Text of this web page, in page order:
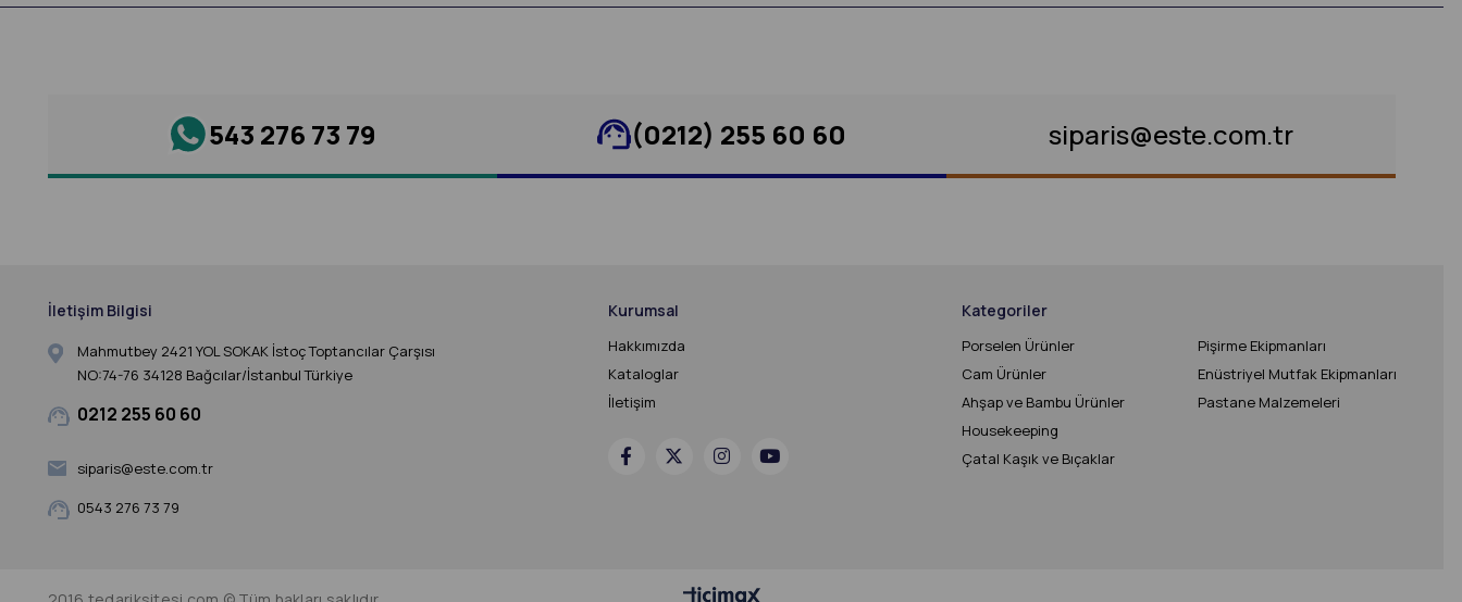
543 276 73 79 (0212) 255 60 60 siparis@este.com.tr
İletişim Bilgisi
Mahmutbey 2421 YOL SOKAK İstoç Toptancılar Çarşısı
NO:74-76 34128 Bağcılar/İstanbul Türkiye
0212 255 60 60
siparis@este.com.tr
0543 276 73 79
Kurumsal
Hakkımızda
Kataloglar
İletişim
Kategoriler
Porselen Ürünler
Cam Ürünler
Ahşap ve Bambu Ürünler
Housekeeping
Çatal Kaşık ve Bıçaklar
Pişirme Ekipmanları
Enüstriyel Mutfak Ekipmanları
Pastane Malzemeleri